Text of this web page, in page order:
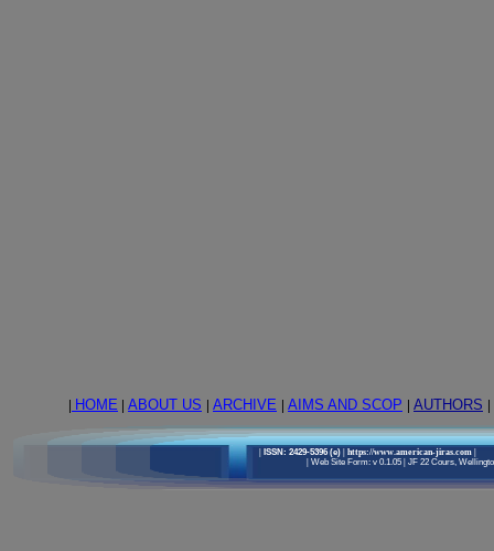
| HOME | ABOUT US | ARCHIVE | AIMS AND SCOP | AUTHORS |
| ISSN: 2429-5396 (e)| https://www.american-jiras.com |
| Web Site Form: v 0.1.05 | JF 22 Cours,